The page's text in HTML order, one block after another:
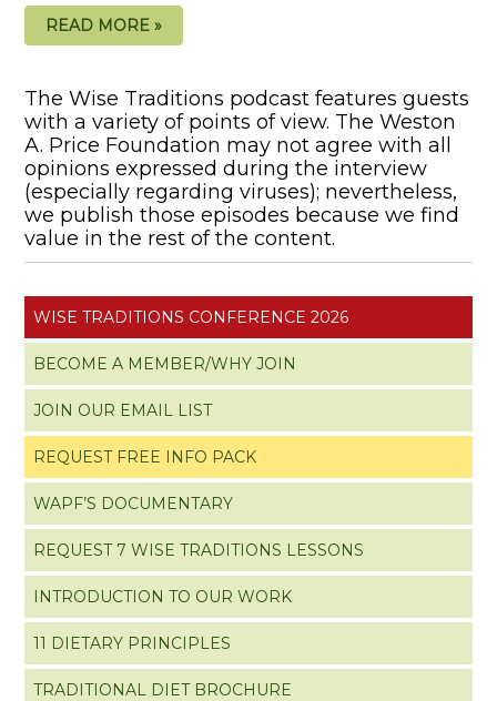
READ MORE »
The Wise Traditions podcast features guests
with a variety of points of view. The Weston
A. Price Foundation may not agree with all
opinions expressed during the interview
(especially regarding viruses); nevertheless,
we publish those episodes because we find
value in the rest of the content.
WISE TRADITIONS CONFERENCE 2026
BECOME A MEMBER/WHY JOIN
JOIN OUR EMAIL LIST
REQUEST FREE INFO PACK
WAPF’S DOCUMENTARY
REQUEST 7 WISE TRADITIONS LESSONS
INTRODUCTION TO OUR WORK
11 DIETARY PRINCIPLES
TRADITIONAL DIET BROCHURE